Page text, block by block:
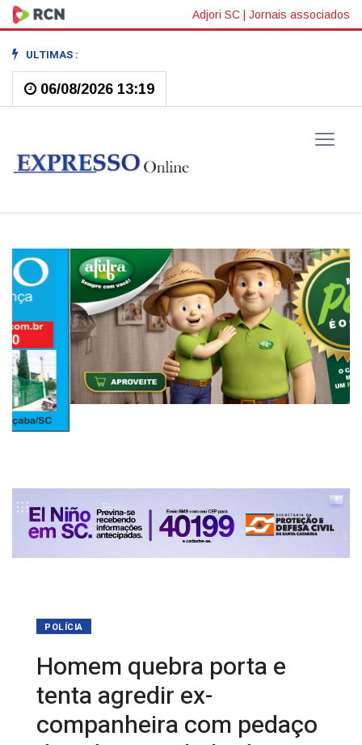
Adjori SC | Jornais associados
ULTIMAS :
06/08/2026 13:19
Homem quebra porta e
tenta agredir ex-
companheira com pedaço
de vidro em Abelardo Luz